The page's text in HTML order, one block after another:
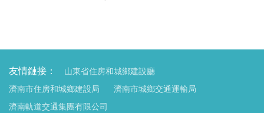
友情鏈接：
山東省住房和城鄉建設廳
濟南市住房和城鄉建設局
濟南市城鄉交通運輸局
濟南軌道交通集團有限公司